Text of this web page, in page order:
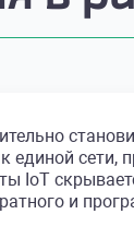
единой
IoT
и